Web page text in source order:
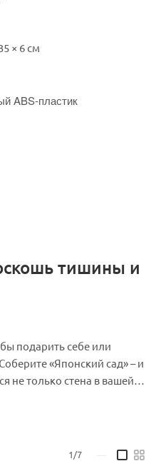
× 6 см
ABS-пластик
тишины и
подарить себе или
«Японский сад» – и
не только стена в вашей
путешествие в мир
1/7